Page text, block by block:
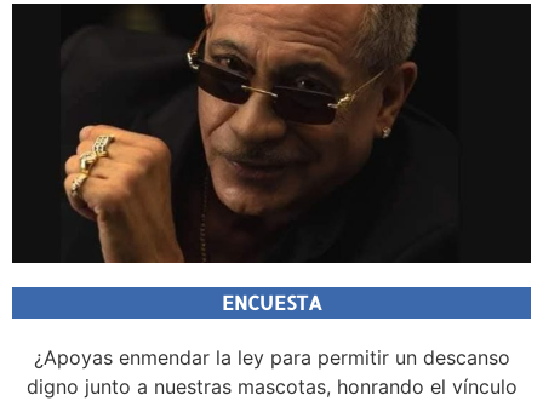
ENCUESTA
¿Apoyas enmendar la ley para permitir un descanso
digno junto a nuestras mascotas, honrando el vínculo